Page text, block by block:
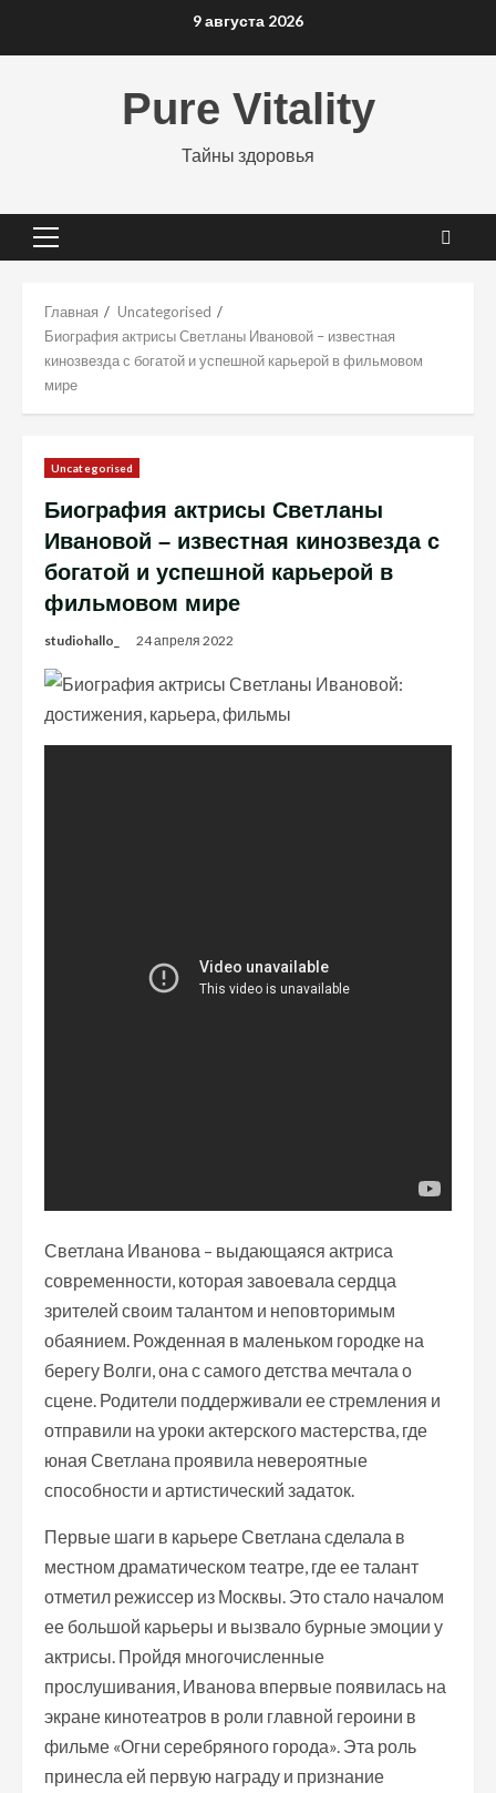
9 августа 2026
Pure Vitality
Тайны здоровья
Основное
Главная
Uncategorised
Биография актрисы Светланы Ивановой – известная
кинозвезда с богатой и успешной карьерой в фильмовом
мире
Uncategorised
Биография актрисы Светланы
Ивановой – известная кинозвезда с
богатой и успешной карьерой в
фильмовом мире
studiohallo_ 24 апреля 2022
Светлана Иванова – выдающаяся актриса
современности, которая завоевала сердца
зрителей своим талантом и неповторимым
обаянием. Рожденная в маленьком городке на
берегу Волги, она с самого детства мечтала о
сцене. Родители поддерживали ее стремления и
отправили на уроки актерского мастерства, где
юная Светлана проявила невероятные
способности и артистический задаток.
Первые шаги в карьере Светлана сделала в
местном драматическом театре, где ее талант
отметил режиссер из Москвы. Это стало началом
ее большой карьеры и вызвало бурные эмоции у
актрисы. Пройдя многочисленные
прослушивания, Иванова впервые появилась на
экране кинотеатров в роли главной героини в
фильме «Огни серебряного города». Эта роль
принесла ей первую награду и признание